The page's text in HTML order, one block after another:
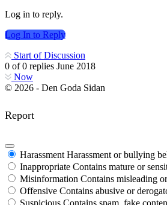
Log in to reply.
Log In to Reply
Start of Discussion
0 of0 replies June 2018
Now
© 2026 - Den Goda Sidan
Report
Harassment Harassment or bullying
Inappropriate Contains mature or
Misinformation Contains misleading
Offensive Contains abusive or